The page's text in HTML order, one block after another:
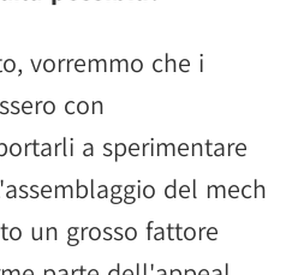
vorremmo che i
con
a sperimentare
del mech
un grosso fattore